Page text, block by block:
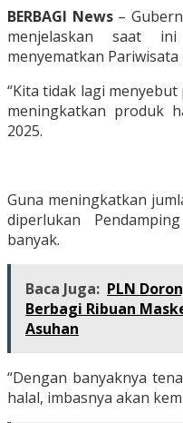
BERBAGI News –
menjelaskan saat
menyematkan
“Kita tidak lagi
meningkatkan produk
2025.
Guna meningkatkan
diperlukan
banyak.
Baca Juga: PLN
Berbagi Ribuan
Asuhan
“Dengan banyaknya
halal, imbasnya akan